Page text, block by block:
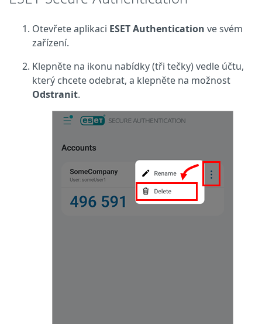
Otevřete aplikaci ESET Authentication ve svém
zařízení.
Klepněte na ikonu nabídky (tři tečky) vedle účtu,
který chcete odebrat, a klepněte na možnost
Odstranit.